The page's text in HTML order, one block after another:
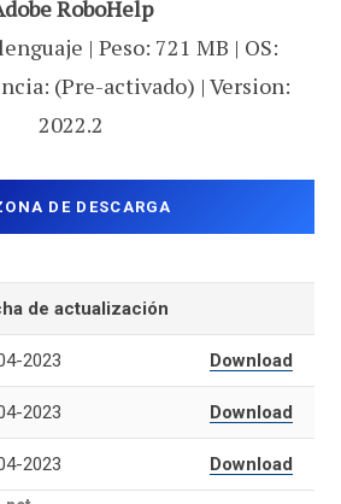
RoboHelp
| Peso: 721 MB | OS:
(Pre-activado) | Version:
2022.2
DE DESCARGA
de actualización
2023 Download
2023 Download
2023 Download